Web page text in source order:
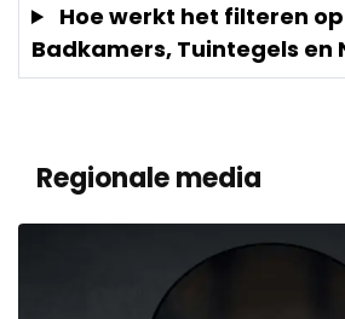
Hoe werkt het filteren
Badkamers, Tuintegels en
Regionale media